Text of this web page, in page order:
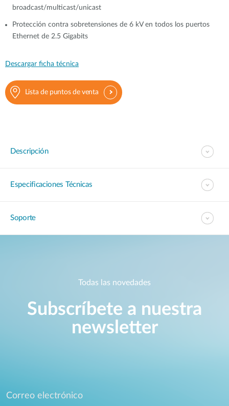
broadcast/multicast/unicast
Protección contra sobretensiones de 6 kV en todos los puertos
Ethernet de 2.5 Gigabits
Descargar ficha técnica
Lista de puntos de venta
Descripción
Especificaciones Técnicas
Soporte
Todas las novedades
Subscríbete a nuestra
newsletter